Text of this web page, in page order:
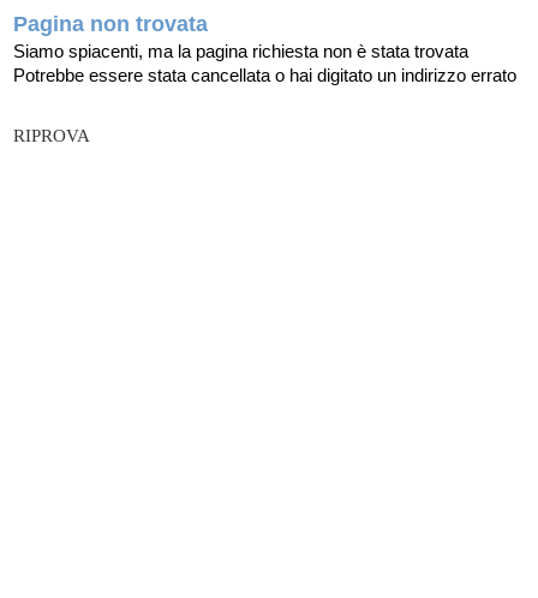
Pagina non trovata
Siamo spiacenti, ma la pagina richiesta non è stata trovata
Potrebbe essere stata cancellata o hai digitato un indirizzo errato
RIPROVA